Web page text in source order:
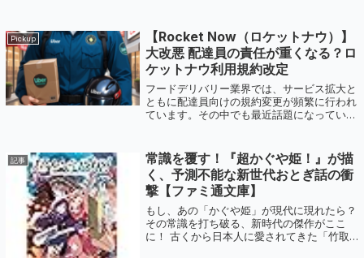
て使いやすさまで兼ね備えたサーキュレー
タ...
Pickup
【Rocket Now（ロケットナウ）】
大改悪 配達員の責任が重くなる？ロ
ケットナウ利用規約改定
フードデリバリー業界では、サービス拡大と
ともに配達員向けの規約変更が頻繁に行われ
ています。その中でも最近話題になっている
ールの整理」といった印象ですが...
記事
常識を覆す！『超かぐや姫！』が描
く、予測不能な新世代おとぎ話の衝
撃【ファミ通文庫】
もし、あの「かぐや姫」が現代に現れたら？
その常識を打ち破る、新時代の傑作がここ
に！ 古くから日本人に愛されてきた「竹取